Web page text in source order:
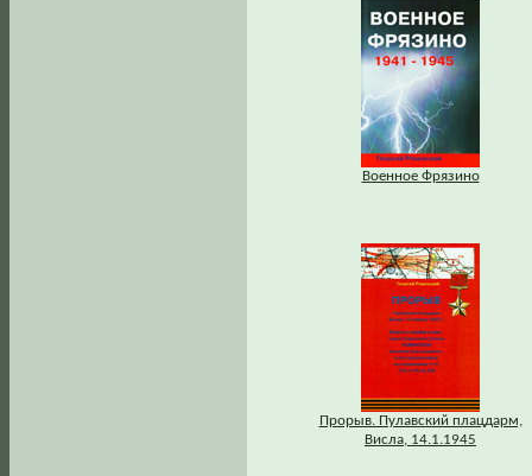
Военное Фрязино
Прорыв. Пулавский плацдарм,
Висла, 14.1.1945